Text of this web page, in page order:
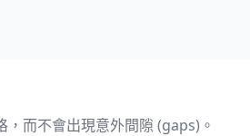
而不會出現意外間隙 (gaps)。